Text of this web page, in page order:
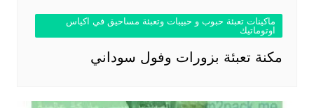
ماكينات تعبئة حبوب و حبيبات وتعبئة مساحيق في اكياس
اوتوماتيك
مكنة تعبئة بزورات وفول سوداني